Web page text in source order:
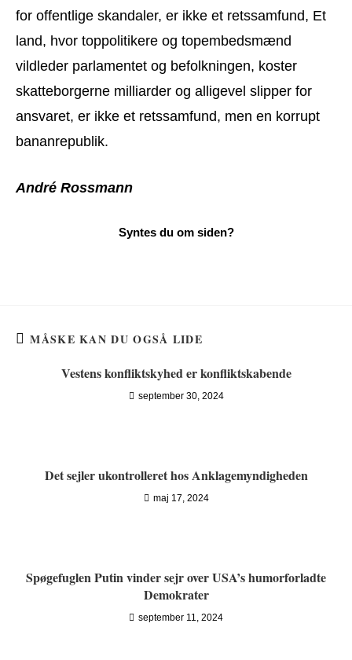
for offentlige skandaler, er ikke et retssamfund, Et
land, hvor toppolitikere og topembedsmænd
vildleder parlamentet og befolkningen, koster
skatteborgerne milliarder og alligevel slipper for
ansvaret, er ikke et retssamfund, men en korrupt
bananrepublik.
André Rossmann
MÅSKE KAN DU OGSÅ LIDE
Vestens konfliktskyhed er konfliktskabende
september 30, 2024
Det sejler ukontrolleret hos Anklagemyndigheden
maj 17, 2024
Spøgefuglen Putin vinder sejr over USA’s humorforladte
Demokrater
september 11, 2024